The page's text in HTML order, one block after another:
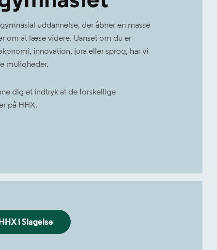
uddannelse, der åbner en masse
om at læse videre. Uanset om du er
innovation, jura eller sprog, har vi
muligheder.
dig et indtryk af de forskellige
på HHX.
i Slagelse